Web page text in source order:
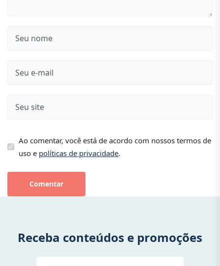
Ao comentar, você está de acordo com nossos termos de
uso e políticas de privacidade.
Comentar
Receba conteúdos e promoções